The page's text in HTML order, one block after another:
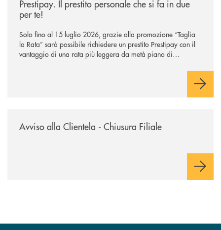
Prestipay. Il prestito personale che si fa in due
per te!
Solo fino al 15 luglio 2026, grazie alla promozione “Taglia
la Rata” sarà possibile richiedere un prestito Prestipay con il
vantaggio di una rata più leggera da metà piano di
Avviso alla Clientela - Chiusura Filiale